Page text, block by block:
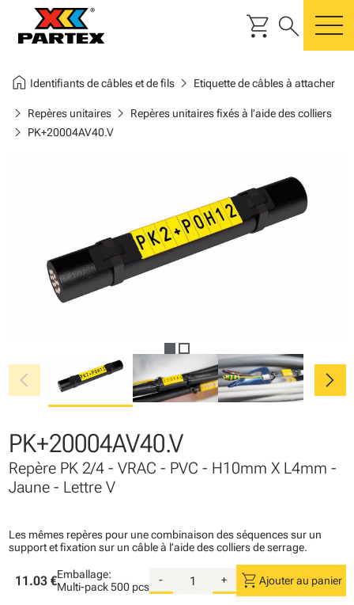
shopping_cart search
home Identifiants de câbles et de filschevron_right Etiquette de câbles à attacher
chevron_right Repères unitaireschevron_right Repères unitaires fixés à l’aide des colliers
chevron_right PK+20004AV40.V
chevron_left chevron_right
PK+20004AV40.V
Repère PK 2/4 - VRAC - PVC - H10mm X L4mm -
Jaune - Lettre V
Les mêmes repères pour une combinaison des séquences sur un
support et fixation sur un câble à l’aide des colliers de serrage.
11.03 €Emballage:
Multi-pack500 pcs
- + shopping_cart Ajouter au panier